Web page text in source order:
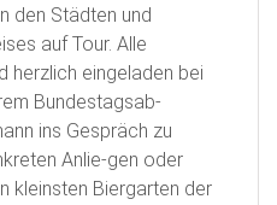
den Städten und
auf Tour. Alle
herzlich eingeladen bei
Bundestagsab-
ins Gespräch zu
Anlie-gen oder
kleinsten Biergarten der